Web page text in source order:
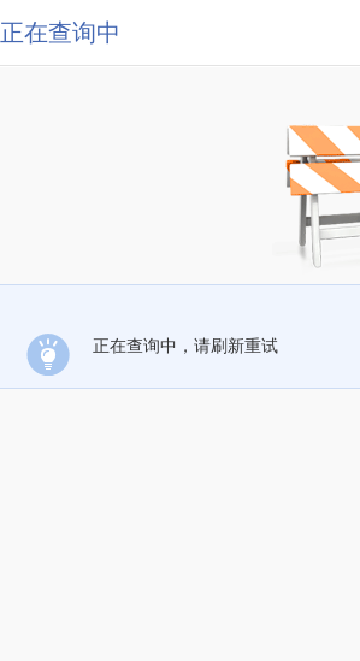
正在查询中
正在查询中，请刷新重试